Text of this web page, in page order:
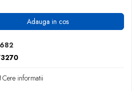
Adauga in cos
Cere informatii